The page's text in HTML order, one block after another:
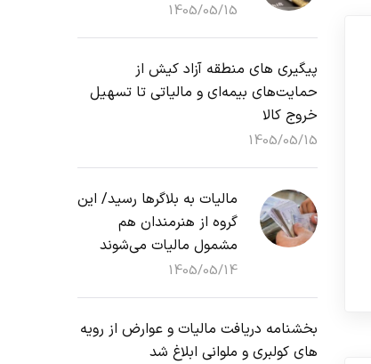
1405/05/15
پیگیری های منطقه آزاد کیش از
حمایت‌های بیمه‌ای و مالیاتی تا تسهیل
خروج کالا
1405/05/15
مالیات به بلاگرها رسید/ این
گروه از هنرمندان هم
مشمول مالیات می‌شوند
1405/05/14
بخشنامه دریافت مالیات و عوارض از رویه
های کولبری و ملوانی ابلاغ شد